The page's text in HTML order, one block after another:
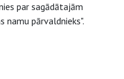
par sagādātajām
namu pārvaldnieks".